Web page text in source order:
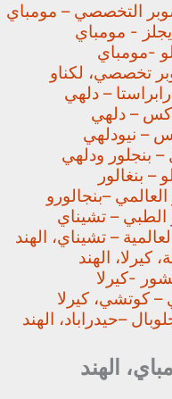
التخصصي – مومباي
- مومباي
-مومباي
تخصصي، لكناو
– دلهي
– دلهي
– نيودلهي
بنجلور ودلهي
بنغالور
–بنجالورو
الطبي – تشيناي
– تشيناي، الهند
كيرلا، الهند
-كيرلا
كوتشي، كيرلا
–حيدراباد، الهند
الهند